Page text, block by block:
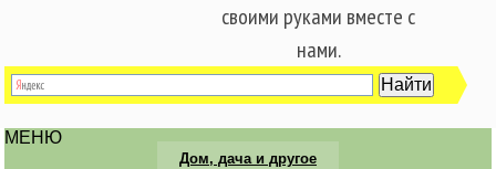
своими руками вместе с
нами.
МЕНЮ
Дом, дача и другое